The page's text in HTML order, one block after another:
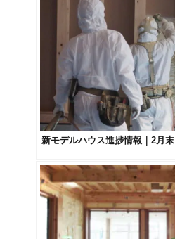
新モデルハウス進捗情報｜2月末